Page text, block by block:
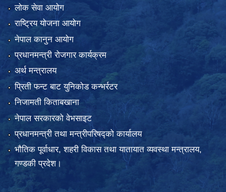
लोक सेवा आयोग
राष्ट्रिय योजना आयोग
नेपाल कानुन आयोग
प्रधानमन्त्री रोजगार कार्यक्रम
अर्थ मन्त्रालय
प्रिती फन्ट बाट युनिकोड कन्भर्रटर
निजामती किताबखाना
नेपाल सरकारको वेभसाइट
प्रधानमन्त्री तथा मन्त्रीपरिषद्को कार्यालय
भौतिक पूर्वाधार, शहरी विकास तथा यातायात व्यवस्था मन्त्रालय,
गण्डकी प्रदेश।